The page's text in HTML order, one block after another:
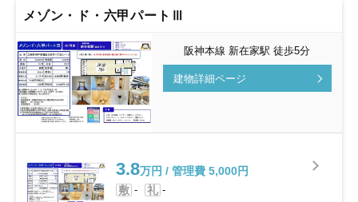
メゾン・ド・六甲パートⅢ
阪神本線 新在家駅 徒歩5分
建物詳細ページ
3.8万円 / 管理費 5,000円
敷 - 礼 -